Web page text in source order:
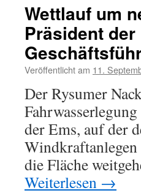
Wettlauf um
Präsident
Veröffentlicht am 11.
Der Rysumer
der Ems, auf der
die Fläche
Weiterlesen →